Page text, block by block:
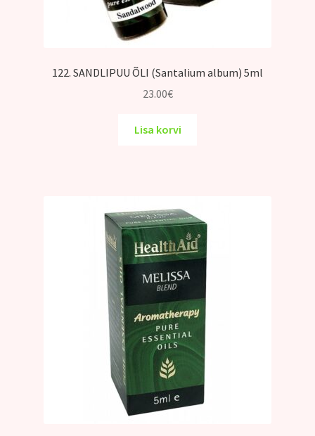
122. SANDLIPUU ÕLI (Santalium album) 5ml
23.00€
Lisa korvi